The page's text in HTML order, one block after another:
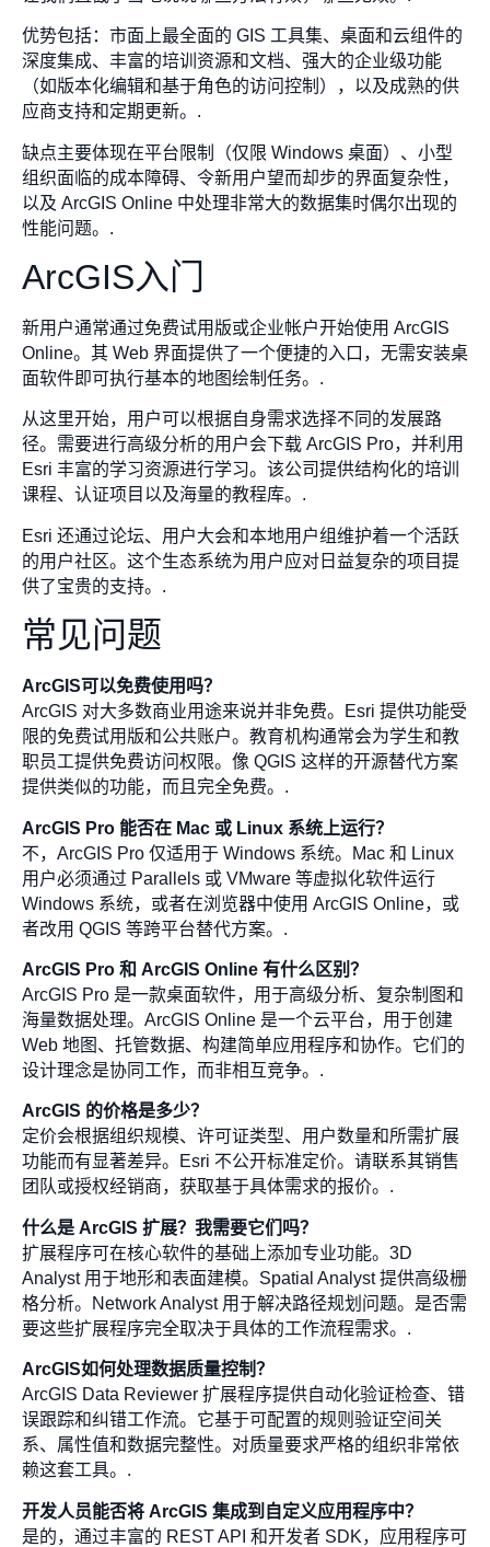
优势包括：市面上最全面的 GIS 工具集、桌面和云组件的
深度集成、丰富的培训资源和文档、强大的企业级功能
（如版本化编辑和基于角色的访问控制），以及成熟的供
应商支持和定期更新。.
缺点主要体现在平台限制（仅限 Windows 桌面）、小型
组织面临的成本障碍、令新用户望而却步的界面复杂性，
以及 ArcGIS Online 中处理非常大的数据集时偶尔出现的
性能问题。.
ArcGIS入门
新用户通常通过免费试用版或企业帐户开始使用 ArcGIS
Online。其 Web 界面提供了一个便捷的入口，无需安装桌
面软件即可执行基本的地图绘制任务。.
从这里开始，用户可以根据自身需求选择不同的发展路
径。需要进行高级分析的用户会下载 ArcGIS Pro，并利用
Esri 丰富的学习资源进行学习。该公司提供结构化的培训
课程、认证项目以及海量的教程库。.
Esri 还通过论坛、用户大会和本地用户组维护着一个活跃
的用户社区。这个生态系统为用户应对日益复杂的项目提
供了宝贵的支持。.
常见问题
ArcGIS可以免费使用吗？
ArcGIS 对大多数商业用途来说并非免费。Esri 提供功能受
限的免费试用版和公共账户。教育机构通常会为学生和教
职员工提供免费访问权限。像 QGIS 这样的开源替代方案
提供类似的功能，而且完全免费。.
ArcGIS Pro 能否在 Mac 或 Linux 系统上运行？
不，ArcGIS Pro 仅适用于 Windows 系统。Mac 和 Linux
用户必须通过 Parallels 或 VMware 等虚拟化软件运行
Windows 系统，或者在浏览器中使用 ArcGIS Online，或
者改用 QGIS 等跨平台替代方案。.
ArcGIS Pro 和 ArcGIS Online 有什么区别？
ArcGIS Pro 是一款桌面软件，用于高级分析、复杂制图和
海量数据处理。ArcGIS Online 是一个云平台，用于创建
Web 地图、托管数据、构建简单应用程序和协作。它们的
设计理念是协同工作，而非相互竞争。.
ArcGIS 的价格是多少？
定价会根据组织规模、许可证类型、用户数量和所需扩展
功能而有显著差异。Esri 不公开标准定价。请联系其销售
团队或授权经销商，获取基于具体需求的报价。.
什么是 ArcGIS 扩展？我需要它们吗？
扩展程序可在核心软件的基础上添加专业功能。3D
Analyst 用于地形和表面建模。Spatial Analyst 提供高级栅
格分析。Network Analyst 用于解决路径规划问题。是否需
要这些扩展程序完全取决于具体的工作流程需求。.
ArcGIS如何处理数据质量控制？
ArcGIS Data Reviewer 扩展程序提供自动化验证检查、错
误跟踪和纠错工作流。它基于可配置的规则验证空间关
系、属性值和数据完整性。对质量要求严格的组织非常依
赖这套工具。.
开发人员能否将 ArcGIS 集成到自定义应用程序中？
是的，通过丰富的 REST API 和开发者 SDK，应用程序可